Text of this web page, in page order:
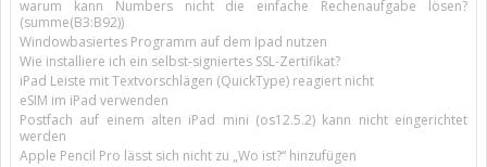
warum kann Numbers nicht die einfache Rechenaufgabe lösen?
(summe(B3:B92))
Windowbasiertes Programm auf dem Ipad nutzen
Wie installiere ich ein selbst-signiertes SSL-Zertifikat?
iPad Leiste mit Textvorschlägen (QuickType) reagiert nicht
eSIM im iPad verwenden
Postfach auf einem alten iPad mini (os12.5.2) kann nicht eingerichtet
werden
Apple Pencil Pro lässt sich nicht zu „Wo ist?“ hinzufügen